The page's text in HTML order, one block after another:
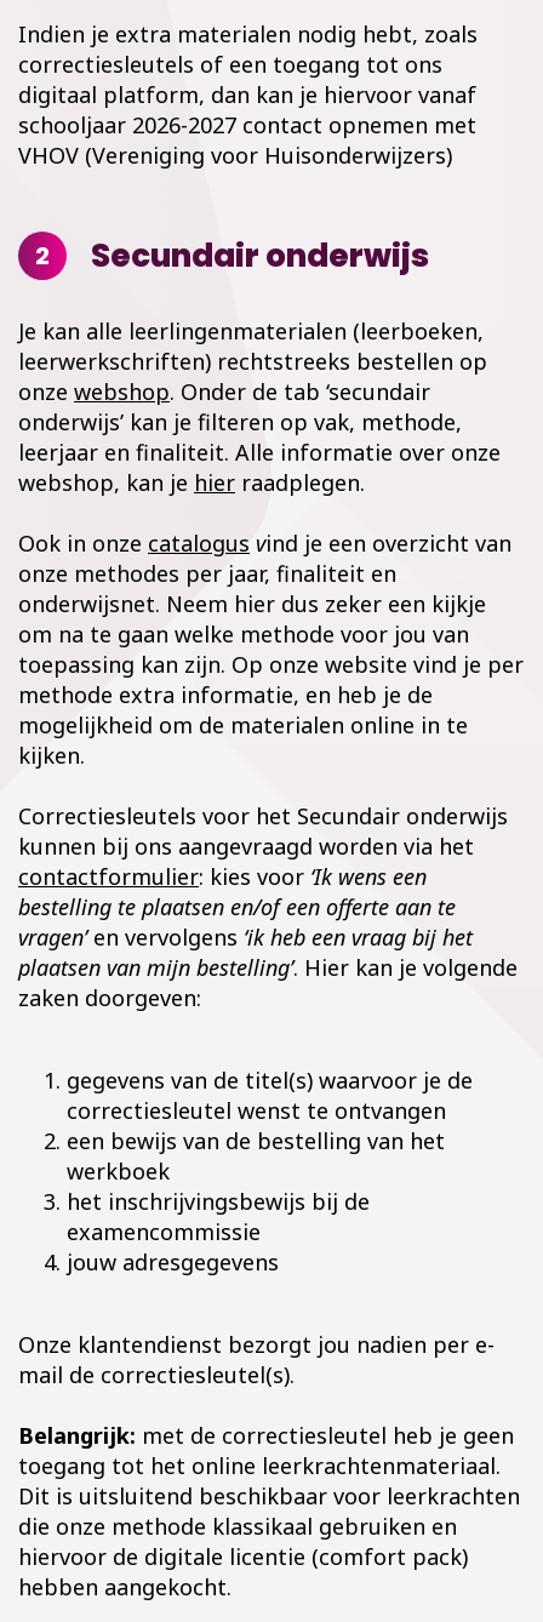
Indien je extra materialen nodig hebt, zoals
correctiesleutels of een toegang tot ons
digitaal platform, dan kan je hiervoor vanaf
schooljaar 2026-2027 contact opnemen met
VHOV (Vereniging voor Huisonderwijzers)
2 Secundair onderwijs
Je kan alle leerlingenmaterialen (leerboeken,
leerwerkschriften) rechtstreeks bestellen op
onze webshop. Onder de tab ‘secundair
onderwijs’ kan je filteren op vak, methode,
leerjaar en finaliteit. Alle informatie over onze
webshop, kan je hier raadplegen.
Ook in onze catalogus vind je een overzicht van
onze methodes per jaar, finaliteit en
onderwijsnet. Neem hier dus zeker een kijkje
om na te gaan welke methode voor jou van
toepassing kan zijn. Op onze website vind je per
methode extra informatie, en heb je de
mogelijkheid om de materialen online in te
kijken.
Correctiesleutels voor het Secundair onderwijs
kunnen bij ons aangevraagd worden via het
contactformulier: kies voor ‘Ik wens een
bestelling te plaatsen en/of een offerte aan te
vragen’en vervolgens ‘ik heb een vraag bij het
plaatsen van mijn bestelling’. Hier kan je volgende
zaken doorgeven:
gegevens van de titel(s) waarvoor je de
correctiesleutel wenst te ontvangen
een bewijs van de bestelling van het
werkboek
het inschrijvingsbewijs bij de
examencommissie
jouw adresgegevens
Onze klantendienst bezorgt jou nadien per e-
mail de correctiesleutel(s).
Belangrijk: met de correctiesleutel heb je geen
toegang tot het online leerkrachtenmateriaal.
Dit is uitsluitend beschikbaar voor leerkrachten
die onze methode klassikaal gebruiken en
hiervoor de digitale licentie (comfort pack)
hebben aangekocht.